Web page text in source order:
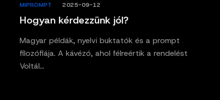
Hogyan kérdezzünk jól?
MIPROMPT 2025-09-12
Magyar példák, nyelvi buktatók és a prompt
filozófiája. A kávézó, ahol félreértik a rendelést
Voltál…